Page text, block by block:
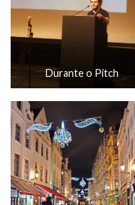
Durante o Pitch